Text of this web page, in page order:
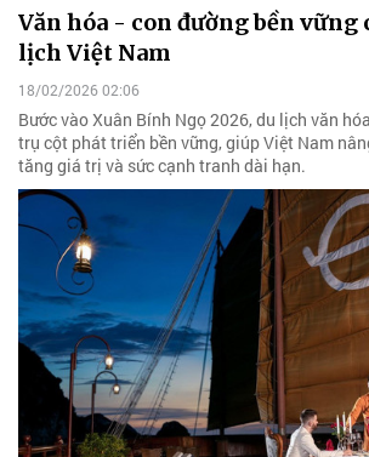
Văn hóa - con đường bền vững
lịch Việt Nam
18/02/2026 02:06
Bước vào Xuân Bính Ngọ 2026, du lịch văn
trụ cột phát triển bền vững, giúp Việt Nam
tăng giá trị và sức cạnh tranh dài hạn.